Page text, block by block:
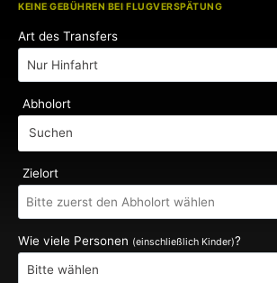
KOSTENLOSE KINDERSITZE
KEINE GEBÜHREN BEI FLUGVERSPÄTUNG
Art des Transfers
Abholort
Suchen
Zielort
Wie viele Personen (einschließlich Kinder)?